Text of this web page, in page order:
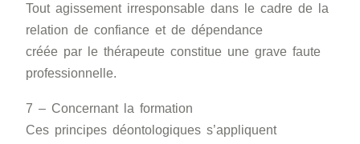
Tout agissement irresponsable dans le cadre de la
relation de confiance et de dépendance
créée par le thérapeute constitue une grave faute
professionnelle.
7 – Concernant la formation
Ces principes déontologiques s’appliquent